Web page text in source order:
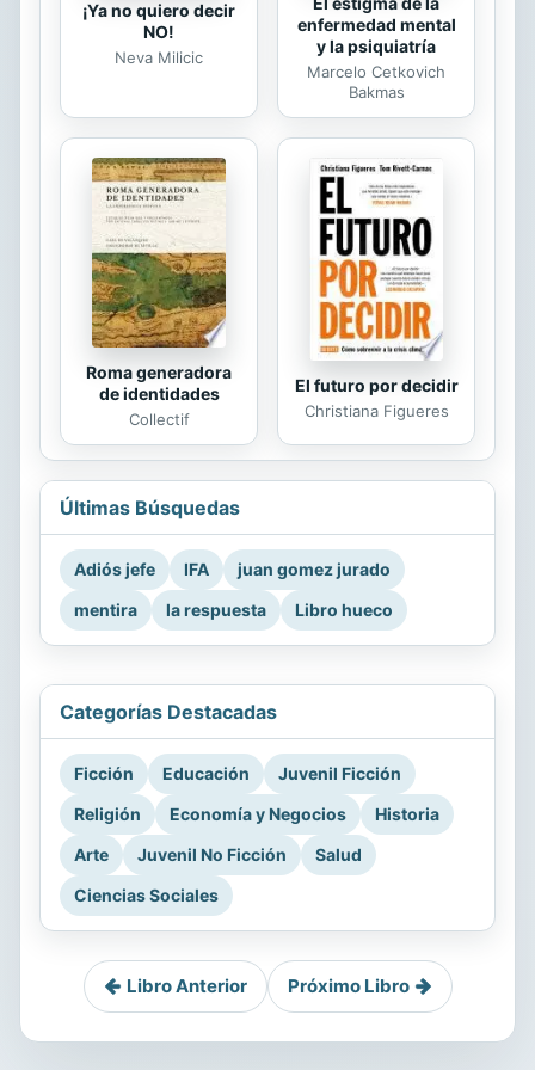
¡Ya no quiero decir
NO!
Neva Milicic
enfermedad mental
y la psiquiatría
Marcelo Cetkovich
Bakmas
Roma generadora
de identidades
Collectif
El futuro por decidir
Christiana Figueres
Últimas Búsquedas
Adiós jefe IFA
juan gomez jurado
mentira
la respuesta Libro hueco
Categorías Destacadas
Ficción Educación
Juvenil Ficción
Religión
Economía y Negocios
Historia
Arte
Juvenil No Ficción
Salud
Ciencias Sociales
Libro Anterior Próximo Libro